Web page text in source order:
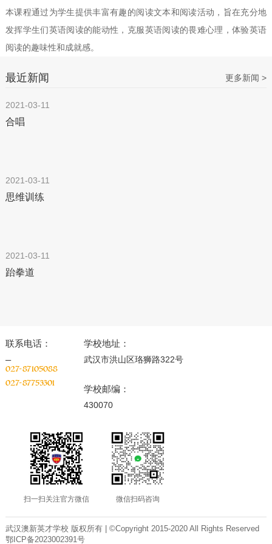
本课程通过为学生提供丰富有趣的阅读文本和阅读活动，旨在充分地
发挥学生们英语阅读的能动性，克服英语阅读的畏难心理，体验英语
阅读的趣味性和成就感。
最近新闻 更多新闻 >
2021-03-11
合唱
2021-03-11
思维训练
2021-03-11
跆拳道
联系电话：
027-87105088
027-87753301
学校地址：
武汉市洪山区珞狮路322号
学校邮编：
430070
扫一扫关注官方微信 微信扫码咨询
武汉澳新英才学校 版权所有 | ©Copyright 2015-2020 All Rights Reserved
鄂ICP备2023002391号